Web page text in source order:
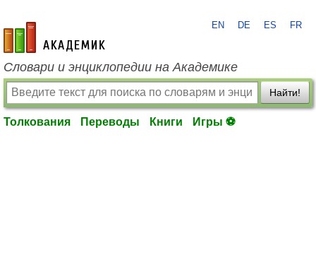
academic.ru
EN DE ES FR
Словари и энциклопедии на Академике
Найти!
Толкования Переводы Книги Игры ⚽